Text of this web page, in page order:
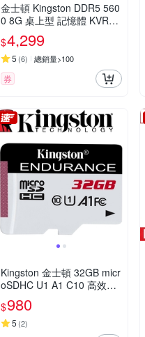
金士頓 Kingston DDR5 560
0 8G 桌上型 記憶體 KVR56
U46BS6-8
$4,299
5 (6) 總銷量>100
券
Kingston 金士頓 32GB micr
oSDHC U1 A1 C10 高效耐
用 記憶卡 SDCE/32GB
$980
5 (2)